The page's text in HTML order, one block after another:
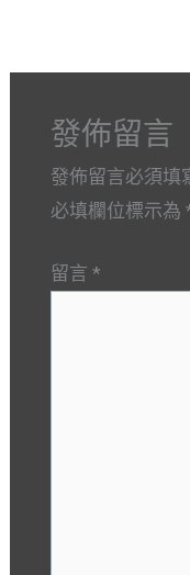
發佈留言
發佈留言必須填
必填欄位標示為
留言 *